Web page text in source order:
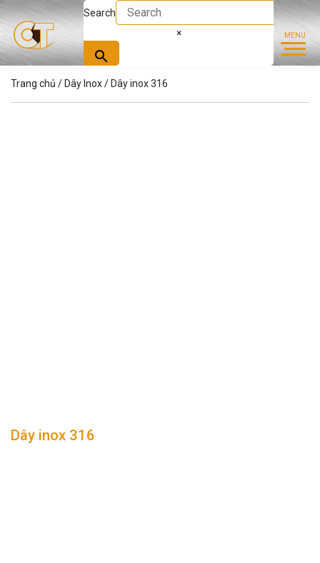
Search
×
Trang chủ / Dây Inox/ Dây inox 316
Dây inox 316